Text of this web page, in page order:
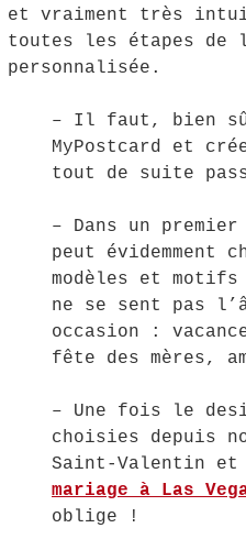
et vraiment très
toutes les étapes de
personnalisée.
– Il faut, bien
MyPostcard et
tout de suite
– Dans un
peut évidemment
modèles et
ne se sent pas
occasion :
fête des mères,
– Une fois le
choisies depuis
Saint-Valentin et
mariage à Las
oblige !